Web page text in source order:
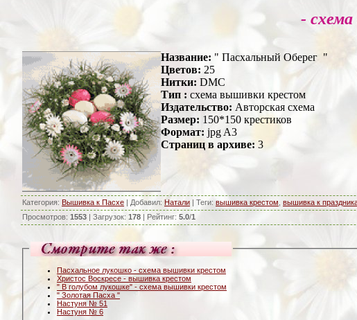
-
Название: " Пасхальный Оберег "
Цветов: 25
Нитки: DMC
Тип : схема вышивки крестом
Издательство: Авторская схема
Размер: 150*150 крестиков
Формат: jpg A3
Страниц в архиве: 3
Категория: Вышивка к Пасхе | Добавил: Натали | Теги: вышивка крестом вышивка к
Просмотров: 1553 | Загрузок: 178 | Рейтинг: 5.0/1
Пасхальное лукошко - схема вышивки крестом
Христос Воскресе - вышивка крестом
" В голубом лукошке" - схема вышивки крестом
" Золотая Пасха "
Настуня № 51
Настуня № 6